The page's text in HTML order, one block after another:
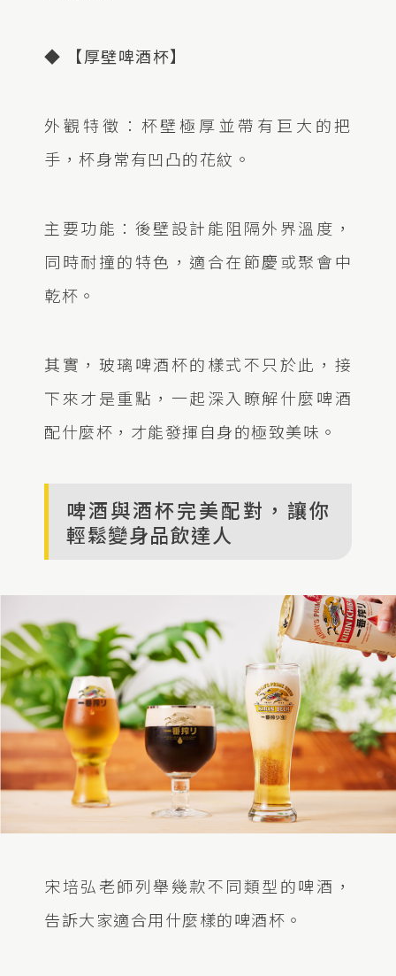
◆ 【厚壁啤酒杯】
外觀特徵：杯壁極厚並帶有巨大的把
手，杯身常有凹凸的花紋。
主要功能：後壁設計能阻隔外界溫度，
同時耐撞的特色，適合在節慶或聚會中
乾杯。
其實，玻璃啤酒杯的樣式不只於此，接
下來才是重點，一起深入瞭解什麼啤酒
配什麼杯，才能發揮自身的極致美味。
啤酒與酒杯完美配對，讓你
輕鬆變身品飲達人
宋培弘老師列舉幾款不同類型的啤酒，
告訴大家適合用什麼樣的啤酒杯。